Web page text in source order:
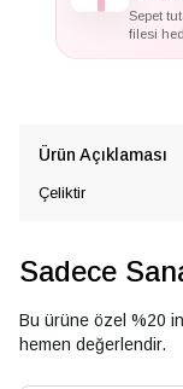
Sepet
filesi
Ürün Açıklaması
Çeliktir
Sadece
Bu ürüne özel %20
hemen değerlendir.